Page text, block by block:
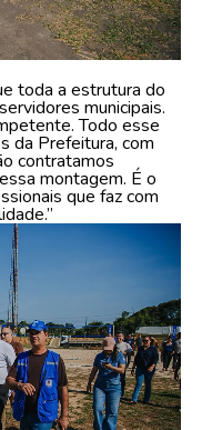
toda a estrutura do
municipais.
Todo esse
da Prefeitura, com
contratamos
montagem. É o
que faz com